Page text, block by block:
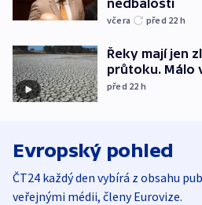
nedbalosti
včera před 22 h
Řeky mají jen
průtoku. Málo
před 22 h
Evropský pohled
ČT24 každý den vybírá z obsahu
veřejnými médii, členy Eurovize.